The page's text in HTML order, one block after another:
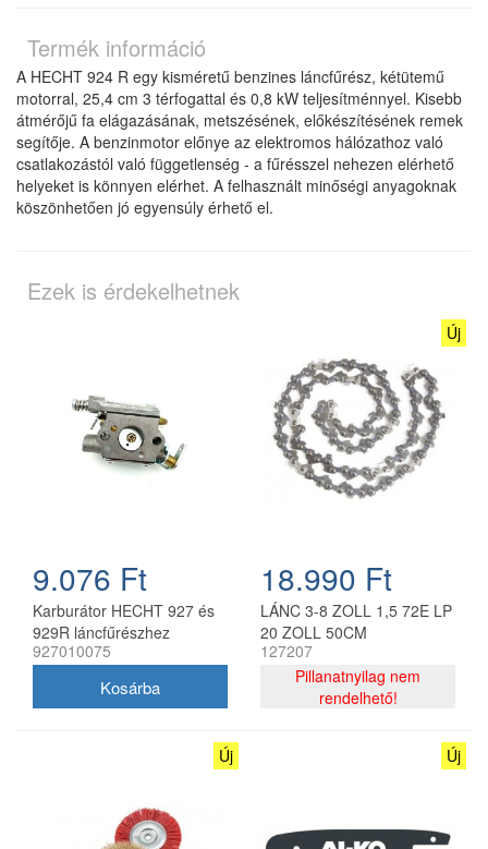
Termék információ
A HECHT 924 R egy kisméretű benzines láncfűrész, kétütemű
motorral, 25,4 cm 3 térfogattal és 0,8 kW teljesítménnyel. Kisebb
átmérőjű fa elágazásának, metszésének, előkészítésének remek
segítője. A benzinmotor előnye az elektromos hálózathoz való
csatlakozástól való függetlenség - a fűrésszel nehezen elérhető
helyeket is könnyen elérhet. A felhasznált minőségi anyagoknak
köszönhetően jó egyensúly érhető el.
Ezek is érdekelhetnek
9.076 Ft
Karburátor HECHT 927 és
929R láncfűrészhez
(927010075)
927010075
Új
18.990 Ft
LÁNC 3-8 ZOLL 1,5 72E LP
20 ZOLL 50CM
127207
Pillanatnyilag nem
rendelhető!
Új Új